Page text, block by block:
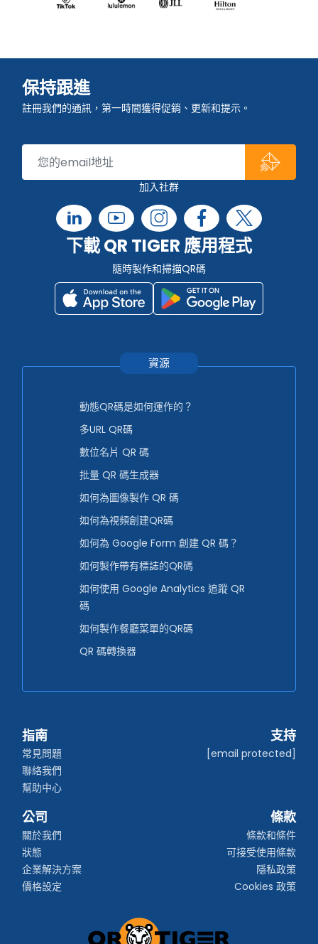
保持跟進
註冊我們的通訊，第一時間獲得促銷、更新和提示。
加入社群
下載 QR TIGER 應用程式
隨時製作和掃描QR碼
資源
動態QR碼是如何運作的？
多URL QR碼
數位名片 QR 碼
批量 QR 碼生成器
如何為圖像製作 QR 碼
如何為視頻創建QR碼
如何為 Google Form 創建 QR 碼？
如何製作帶有標誌的QR碼
如何使用 Google Analytics 追蹤 QR
碼
如何製作餐廳菜單的QR碼
QR 碼轉換器
指南
常見問題
聯絡我們
幫助中心
支持
[email protected]
公司
關於我們
狀態
企業解決方案
價格設定
條款
條款和條件
可接受使用條款
隱私政策
Cookies 政策